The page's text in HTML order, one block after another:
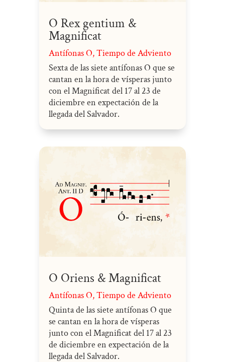
O Rex gentium &
Magnificat
Antífonas O,Tiempo de Adviento
Sexta de las siete antífonas O que se
cantan en la hora de vísperas junto
con el Magnificat del 17 al 23 de
diciembre en expectación de la
llegada del Salvador.
O Oriens & Magnificat
Antífonas O,Tiempo de Adviento
Quinta de las siete antífonas O que
se cantan en la hora de vísperas
junto con el Magnificat del 17 al 23
de diciembre en expectación de la
llegada del Salvador.